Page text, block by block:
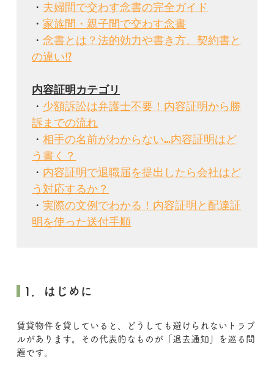
・ 夫婦間で交わす念書の完全ガイド
・ 家族間・親子間で交わす念書
・念書とは？法的効力や書き方、契約書と
の違い⁉
・ 少額訴訟は弁護士不要！内容証明から勝
訴までの流れ
・相手の名前がわからない…内容証明はど
う書く？
・ 内容証明で退職届を提出したら会社はど
う対応するか？
・実際の文例でわかる！内容証明と配達証
明を使った送付手順
1．はじめに
賃貸物件を貸していると、どうしても避けられないトラブ
ルがあります。その代表的なものが「退去通知」を巡る問
題です。